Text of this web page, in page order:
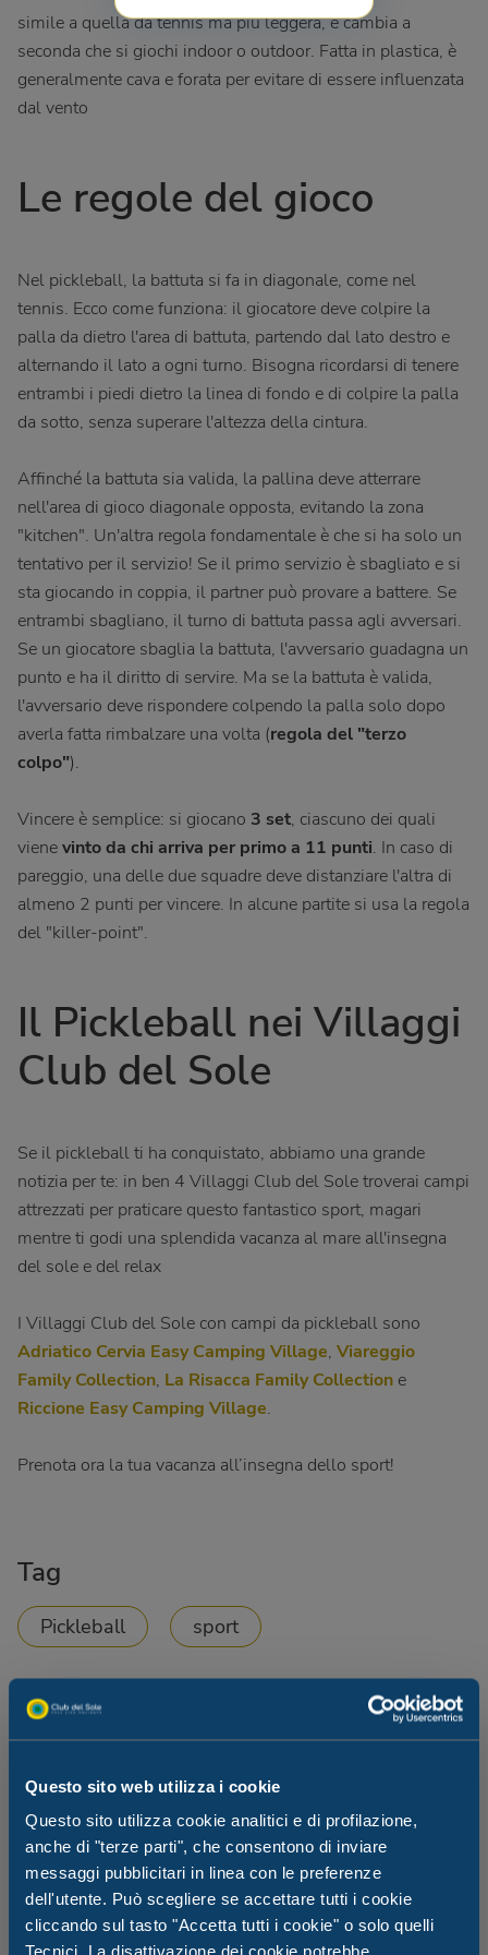
Questo sito web utilizza i cookie
Questo sito utilizza cookie analitici e di profilazione,
anche di "terze parti", che consentono di inviare
messaggi pubblicitari in linea con le preferenze
dell'utente. Può scegliere se accettare tutti i cookie
cliccando sul tasto "Accetta tutti i cookie" o solo quelli
Tecnici. La disattivazione dei cookie potrebbe
simile a quella da tennis ma più leggera, e cambia a
seconda che si giochi indoor o outdoor. Fatta in plastica, è
generalmente cava e forata per evitare di essere influenzata
dal vento
Le regole del gioco
Nel pickleball, la battuta si fa in diagonale, come nel
tennis. Ecco come funziona: il giocatore deve colpire la
palla da dietro l'area di battuta, partendo dal lato destro e
alternando il lato a ogni turno. Bisogna ricordarsi di tenere
entrambi i piedi dietro la linea di fondo e di colpire la palla
da sotto, senza superare l'altezza della cintura.
Affinché la battuta sia valida, la pallina deve atterrare
nell'area di gioco diagonale opposta, evitando la zona
"kitchen". Un'altra regola fondamentale è che si ha solo un
tentativo per il servizio! Se il primo servizio è sbagliato e si
sta giocando in coppia, il partner può provare a battere. Se
entrambi sbagliano, il turno di battuta passa agli avversari.
Se un giocatore sbaglia la battuta, l'avversario guadagna un
punto e ha il diritto di servire. Ma se la battuta è valida,
l'avversario deve rispondere colpendo la palla solo dopo
averla fatta rimbalzare una volta (regola del "terzo
colpo").
Vincere è semplice: si giocano 3 set, ciascuno dei quali
vienevinto da chi arriva per primo a 11 punti. In caso di
pareggio, una delle due squadre deve distanziare l'altra di
almeno 2 punti per vincere. In alcune partite si usa la regola
del "killer-point".
Il Pickleball nei Villaggi
Club del Sole
Se il pickleball ti ha conquistato, abbiamo una grande
notizia per te: in ben 4 Villaggi Club del Sole troverai campi
attrezzati per praticare questo fantastico sport, magari
mentre ti godi una splendida vacanza al mare all'insegna
del sole e del relax
I Villaggi Club del Sole con campi da pickleball sono
Adriatico Cervia Easy Camping Village, Viareggio
Family Collection, La Risacca Family Collection e
Riccione Easy Camping Village.
Prenota ora la tua vacanza all’insegna dello sport!
Tag
Pickleball sport
Ti potrebbe interessare anche